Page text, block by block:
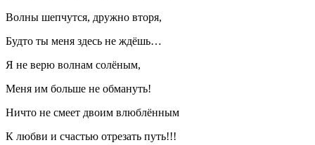
Волны шепчутся, дружно вторя,
Будто ты меня здесь не ждёшь…
Я не верю волнам солёным,
Меня им больше не обмануть!
Ничто не смеет двоим влюблённым
К любви и счастью отрезать путь!!!